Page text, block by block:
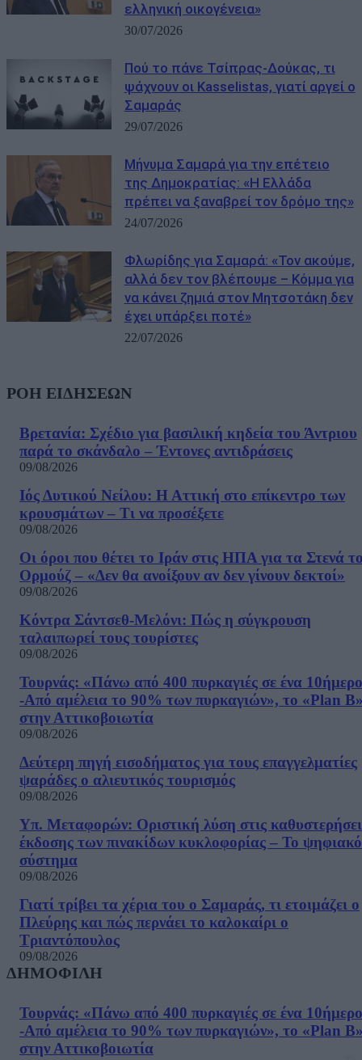
ελληνική οικογένεια»
30/07/2026
Πού το πάνε Τσίπρας-Δούκας, τι
ψάχνουν οι Kasselistas, γιατί αργεί ο
Σαμαράς
29/07/2026
Μήνυμα Σαμαρά για την επέτειο
της Δημοκρατίας: «Η Ελλάδα
πρέπει να ξαναβρεί τον δρόμο της»
24/07/2026
Φλωρίδης για Σαμαρά: «Τον ακούμε,
αλλά δεν τον βλέπουμε – Κόμμα για
να κάνει ζημιά στον Μητσοτάκη δεν
έχει υπάρξει ποτέ»
22/07/2026
ΡΟΗ ΕΙΔΗΣΕΩΝ
Βρετανία: Σχέδιο για βασιλική κηδεία του Άντριου
παρά το σκάνδαλο – Έντονες αντιδράσεις
09/08/2026
Ιός Δυτικού Νείλου: Η Αττική στο επίκεντρο των
κρουσμάτων – Τι να προσέξετε
09/08/2026
Οι όροι που θέτει το Ιράν στις ΗΠΑ για τα Στενά
Ορμούζ – «Δεν θα ανοίξουν αν δεν γίνουν δεκτοί»
09/08/2026
Κόντρα Σάντσεθ-Μελόνι: Πώς η σύγκρουση
ταλαιπωρεί τους τουρίστες
09/08/2026
Τουρνάς: «Πάνω από 400 πυρκαγιές σε ένα 10ήμερο
-Από αμέλεια το 90% των πυρκαγιών», το «Plan
στην Αττικοβοιωτία
09/08/2026
Δεύτερη πηγή εισοδήματος για τους επαγγελματίες
ψαράδες ο αλιευτικός τουρισμός
09/08/2026
Υπ. Μεταφορών: Οριστική λύση στις
έκδοσης των πινακίδων κυκλοφορίας – Το ψηφιακό
σύστημα
09/08/2026
Γιατί τρίβει τα χέρια του ο Σαμαράς, τι ετοιμάζει ο
Πλεύρης και πώς περνάει το καλοκαίρι ο
Τριαντόπουλος
09/08/2026
ΔΗΜΟΦΙΛΗ
Τουρνάς: «Πάνω από 400 πυρκαγιές σε ένα 10ήμερο
-Από αμέλεια το 90% των πυρκαγιών», το «Plan
στην Αττικοβοιωτία